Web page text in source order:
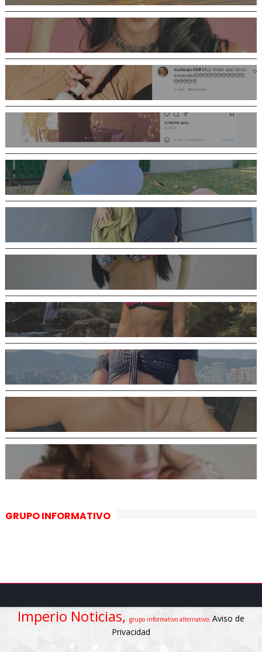
GRUPO INFORMATIVO
Imperio Noticias, grupo informativo alternativo. Aviso de
Privacidad